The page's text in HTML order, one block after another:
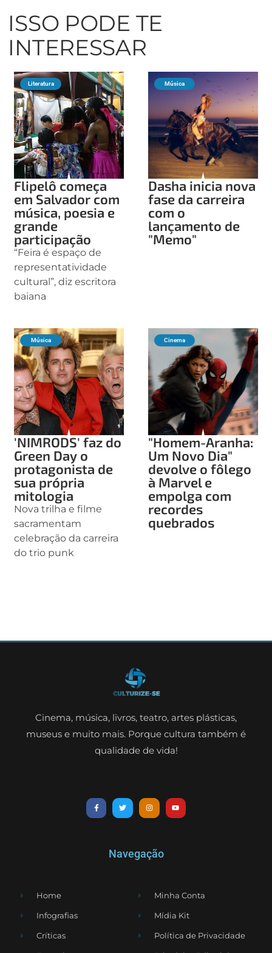
ISSO PODE TE
INTERESSAR
Literatura
Flipelô começa
em Salvador com
música, poesia e
grande
participação
“Feira é espaço de
representatividade
cultural”, diz escritora
baiana
Música
Dasha inicia nova
fase da carreira
com o
lançamento de
"Memo"
Música
'NIMRODS' faz do
Green Day o
protagonista de
sua própria
mitologia
Nova trilha e filme
sacramentam
celebração da carreira
do trio punk
Cinema
"Homem-Aranha:
Um Novo Dia"
devolve o fôlego
à Marvel e
empolga com
recordes
quebrados
Cinema, música, livros, teatro, artes plásticas,
museus e muito mais. Porque cultura também é
qualidade de vida!
Navegação
Home
Infografias
Críticas
Minha Conta
Mídia Kit
Política de Privacidade